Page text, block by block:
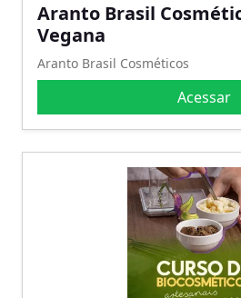
Aranto Brasil
Vegana
Aranto Brasil Cosméticos
Acessar